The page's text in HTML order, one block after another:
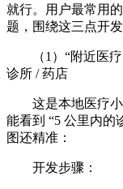
就行。用户最常用
题，围绕这三点开发
（1）“附近医
诊所 / 药店
这是本地医疗
能看到 “5 公里内的
图还精准：
开发步骤：